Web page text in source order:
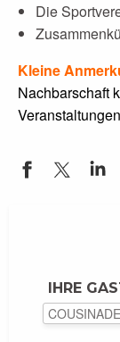
Die
Kleine
Nachbarschaft
IHRE
COUSINADE